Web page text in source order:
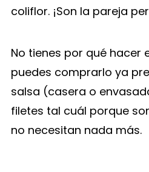
coliflor. ¡Son la pareja
No tienes por qué hacer
puedes comprarlo ya
salsa (casera o
filetes tal cuál porque
no necesitan nada más.